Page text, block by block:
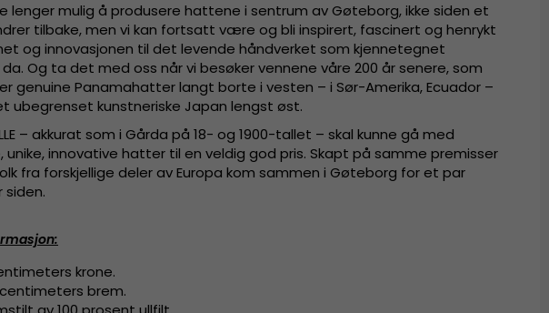
lenger mulig å produsere hattene i sentrum av Gøteborg, ikke siden et
tilbake, men vi kan fortsatt være og bli inspirert, fascinert og henrykt
og innovasjonen til det levende håndverket som kjennetegnet
Og ta det med oss når vi besøker vennene våre 200 år senere, som
genuine Panamahatter langt borte i vesten – i Sør-Amerika, Ecuador –
ubegrenset kunstneriske Japan lengst øst.
– akkurat som i Gårda på 18- og 1900-tallet – skal kunne gå med
unike, innovative hatter til en veldig god pris. Skapt på samme premisser
fra forskjellige deler av Europa kom sammen i Gøteborg for et par
siden.
:
krone.
brem.